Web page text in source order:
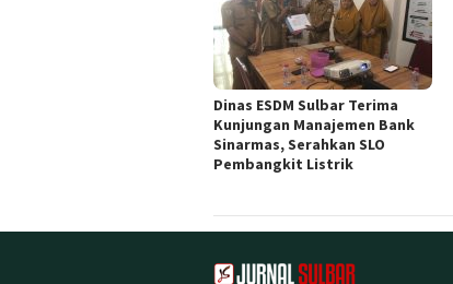
Dinas ESDM Sulbar Terima
Kunjungan Manajemen Bank
Sinarmas, Serahkan SLO
Pembangkit Listrik